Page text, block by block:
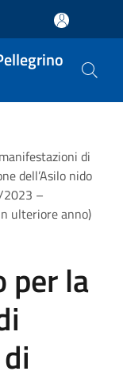
di
dell’Asilo nido
2023 –
ulteriore anno)
per la